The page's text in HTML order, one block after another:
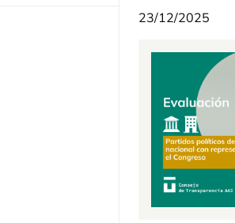
23/12/2025